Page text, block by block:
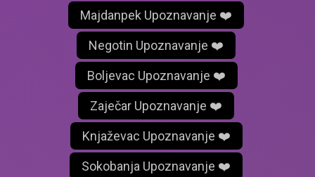
Majdanpek Upoznavanje ❤️
Negotin Upoznavanje ❤️
Boljevac Upoznavanje ❤️
Zaječar Upoznavanje ❤️
Knjaževac Upoznavanje ❤️
Sokobanja Upoznavanje ❤️